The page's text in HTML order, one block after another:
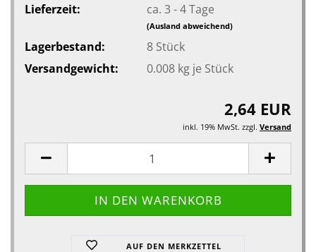
Lieferzeit: ca. 3 - 4 Tage
(Ausland abweichend)
Lagerbestand: 8 Stück
Versandgewicht:
0.008kg je Stück
2,64 EUR
inkl. 19% MwSt. zzgl. Versand
AUF DEN MERKZETTEL